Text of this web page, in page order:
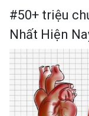
#50+ triệu
Nhất Hiện